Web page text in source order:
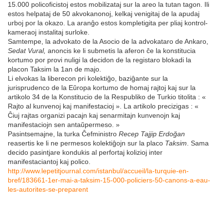
15.000 policoficistoj estos mobilizataj sur la areo la tutan tagon. Ili
estos helpataj de 50 akvokanonoj, kelkaj venigitaj de la apudaj
urboj por la okazo. La aranĝo estos kompletigita per pliaj kontrol-
kameraoj instalitaj surloke.
Samtempe, la advokato de la Asocio de la advokataro de Ankaro,
Sedat Vural, anoncis ke li submetis la aferon ĉe la konstitucia
kortumo por provi nuligi la decidon de la registaro blokadi la
placon Taksim la 1an de majo.
Li elvokas la liberecon pri kolektiĝo, baziĝante sur la
jurisprudenco de la Eŭropa kortumo de homaj rajtoj kaj sur la
artikolo 34 de la Konstitucio de la Respubliko de Turkio titolita : «
Rajto al kunvenoj kaj manifestacioj ». La artikolo precizigas : «
Ĉiuj rajtas organizi pacajn kaj senarmitajn kunvenojn kaj
manifestaciojn sen antaŭpermeso. »
Pasintsemajne, la turka Ĉefministro Recep Tajjip Erdoğan
reasertis ke li ne permesos kolektiĝojn sur la placo Taksim . Sama
decido pasintjare kondukis al perfortaj kolizioj inter
manifestaciantoj kaj polico.
http://www.lepetitjournal.com/istanbul/accueil/la-turquie-en-
bref/183661-1er-mai-a-taksim-15-000-policiers-50-canons-a-eau-
les-autorites-se-preparent